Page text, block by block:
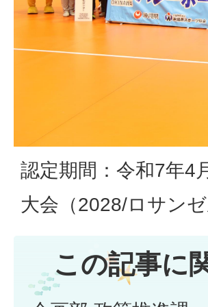
認定期間：令和7年4
大会（2028/ロサン
この記事に